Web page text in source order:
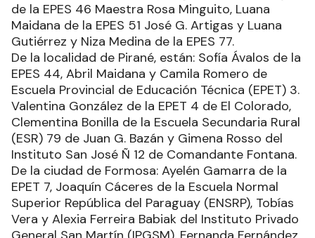
de la EPES 46 Maestra Rosa Minguito, Luana
Maidana de la EPES 51 José G. Artigas y Luana
Gutiérrez y Niza Medina de la EPES 77.
De la localidad de Pirané, están: Sofía Ávalos de la
EPES 44, Abril Maidana y Camila Romero de
Escuela Provincial de Educación Técnica (EPET) 3.
Valentina González de la EPET 4 de El Colorado,
Clementina Bonilla de la Escuela Secundaria Rural
(ESR) 79 de Juan G. Bazán y Gimena Rosso del
Instituto San José Ñ 12 de Comandante Fontana.
De la ciudad de Formosa: Ayelén Gamarra de la
EPET 7, Joaquín Cáceres de la Escuela Normal
Superior República del Paraguay (ENSRP), Tobías
Vera y Alexia Ferreira Babiak del Instituto Privado